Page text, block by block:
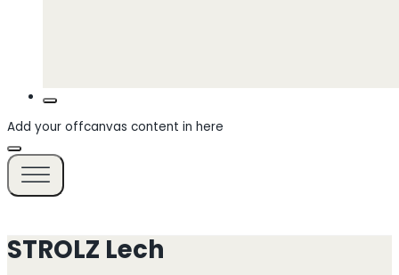
Add your offcanvas content in here
STROLZ Lech